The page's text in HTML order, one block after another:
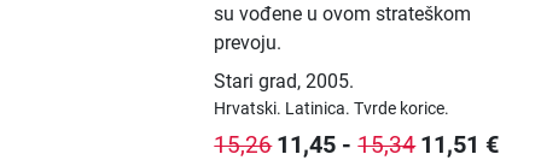
su vođene u ovom strateškom
prevoju.
Stari grad,2005.
Hrvatski. Latinica.Tvrde korice.
15,26 11,45 -15,34 11,51 €